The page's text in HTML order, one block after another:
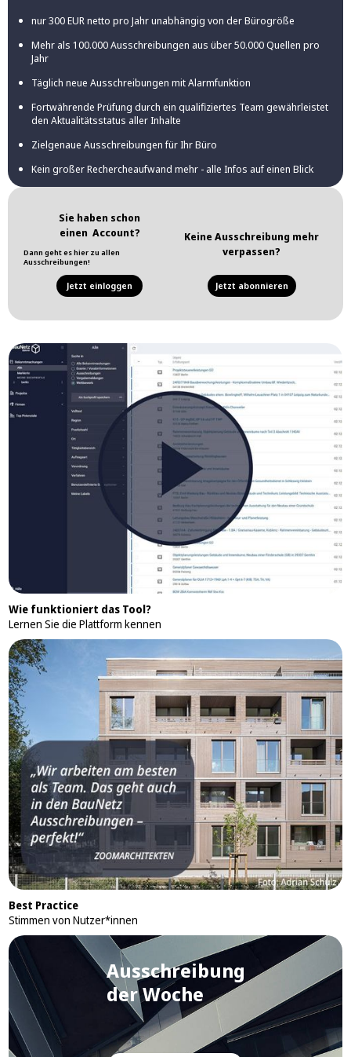
nur 300 EUR netto pro Jahr unabhängig von der Bürogröße
Mehr als 100.000 Ausschreibungen aus über 50.000 Quellen pro
Jahr
Täglich neue Ausschreibungen mit Alarmfunktion
Fortwährende Prüfung durch ein qualifiziertes Team gewährleistet
den Aktualitätsstatus aller Inhalte
Zielgenaue Ausschreibungen für Ihr Büro
Kein großer Rechercheaufwand mehr - alle Infos auf einen Blick
Sie haben schon
einen Account?
Dann geht es hier zu allen
Ausschreibungen!
Jetzt einloggen
Keine Ausschreibung mehr
verpassen?
Jetzt abonnieren
Wie funktioniert das Tool?
Lernen Sie die Plattform kennen
Best Practice
Stimmen von Nutzer*innen
Ausschreibung
der Woche